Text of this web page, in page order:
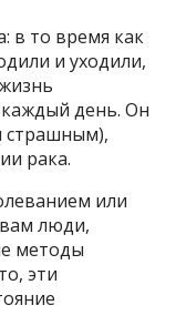
в то время как
и уходили,
день. Он
страшным),
рака.
или
вам люди,
методы
эти